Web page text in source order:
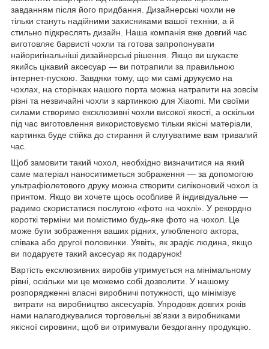
завданням після його придбання. Дизайнерські чохли не
тільки стануть надійними захисниками вашої техніки, а й
стильно підкреслять дизайн. Наша компанія вже довгий час
виготовляє барвисті чохли та готова запропонувати
найоригінальніші дизайнерські рішення. Якщо ви шукаєте
якийсь цікавий аксесуар — ви потрапили за правильною
інтернет-пускою. Завдяки тому, що ми самі друкуємо на
чохлах, на сторінках нашого порта можна натрапити на зовсім
різні та незвичайні чохли з картинкою для Xiaomi. Ми своїми
силами створимо ексклюзивні чохли високої якості, а оскільки
під час виготовлення використовуємо тільки якісні матеріали,
картинка буде стійка до стирання й слугуватиме вам тривалий
час.
Щоб замовити такий чохол, необхідно визначитися на який
саме матеріал наноситиметься зображення — за допомогою
ультрафіолетового друку можна створити силіконовий чохол із
принтом. Якщо ви хочете щось особливе й індивідуальне —
радимо скористатися послугою «фото на чохлі». У рекордно
короткі терміни ми помістимо будь-яке фото на чохол. Це
може бути зображення ваших рідних, улюбленого актора,
співака або другої половинки. Уявіть, як зрадіє людина, якщо
ви подаруєте такий аксесуар як подарунок!
Вартість ексклюзивних виробів утримується на мінімальному
рівні, оскільки ми це можемо собі дозволити. У нашому
розпорядженні власні виробничі потужності, що мінімізує
витрати на виробництво аксесуарів. Упродовж довгих років
нами налагоджувалися торговельні зв'язки з виробниками
якісної сировини, щоб ви отримували бездоганну продукцію.